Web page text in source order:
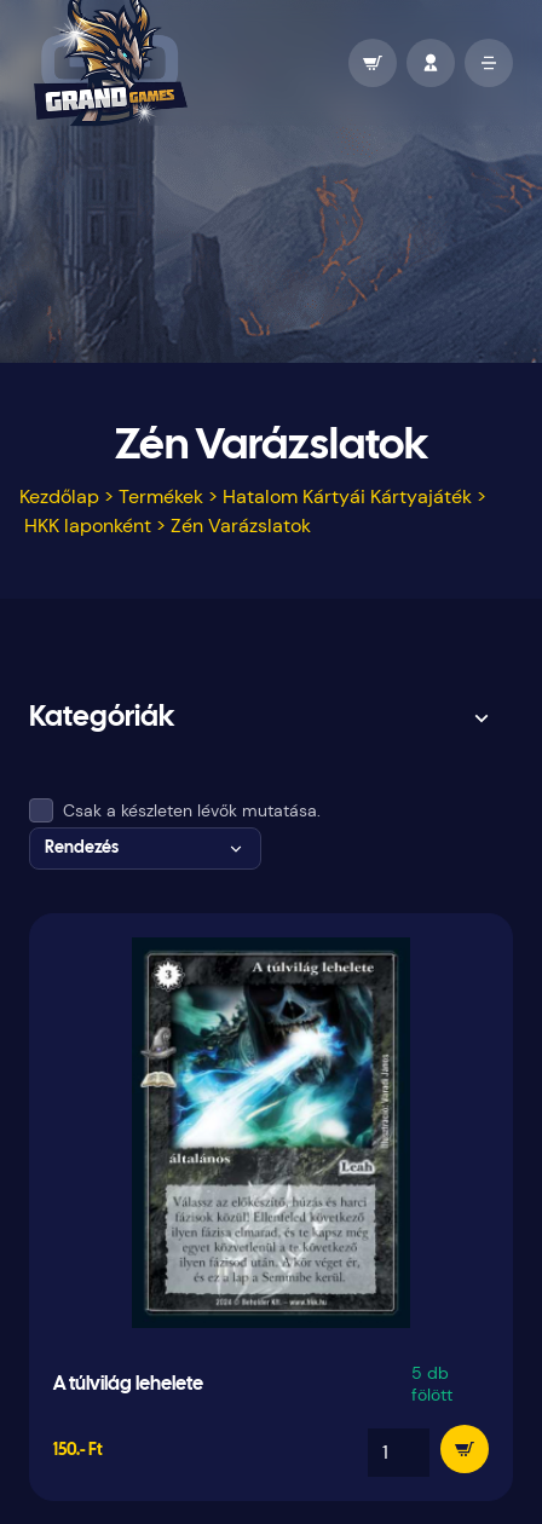
Zén Varázslatok
Kezdőlap > Termékek > Hatalom Kártyái Kártyajáték >
HKK laponként > Zén Varázslatok
Kategóriák
Csak a készleten lévők mutatása.
Rendezés
A túlvilág lehelete
5 db
fölött
150.- Ft